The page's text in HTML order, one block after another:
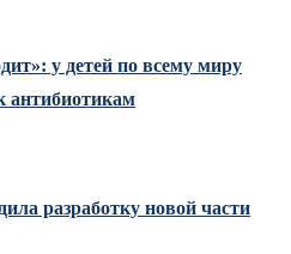
у детей по всему миру
антибиотикам
разработку новой части